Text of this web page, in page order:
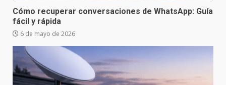
Cómo recuperar conversaciones de WhatsApp: Guía
fácil y rápida
6 de mayo de 2026